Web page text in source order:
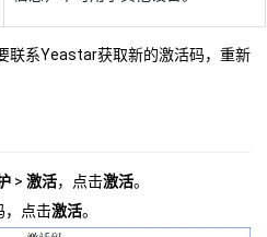
联系Yeastar获取新的激活码，重新
> 激活，点击激活。
，点击激活。